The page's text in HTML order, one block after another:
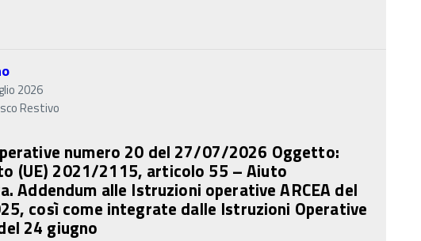
2026
Restivo
numero 20 del 27/07/2026 Oggetto:
(UE) 2021/2115, articolo 55 – Aiuto
Addendum alle Istruzioni operative ARCEA del
così come integrate dalle Istruzioni Operative
24 giugno